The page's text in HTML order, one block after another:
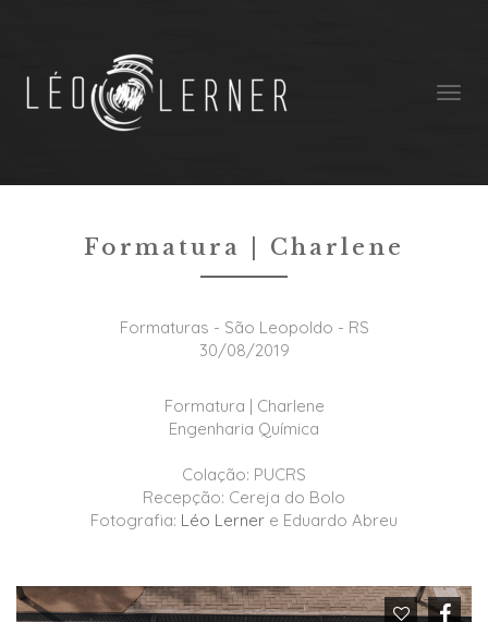
Formatura | Charlene
Formaturas - São Leopoldo - RS
30/08/2019
Formatura | Charlene
Engenharia Química
Colação: PUCRS
Recepção: Cereja do Bolo
Fotografia: Léo Lerner e Eduardo Abreu